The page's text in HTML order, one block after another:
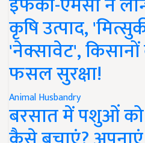
कृषि उत्पाद,
'नेक्सावेट',
फसल सुरक्षा!
Animal Husbandry
बरसात में पशुओं को